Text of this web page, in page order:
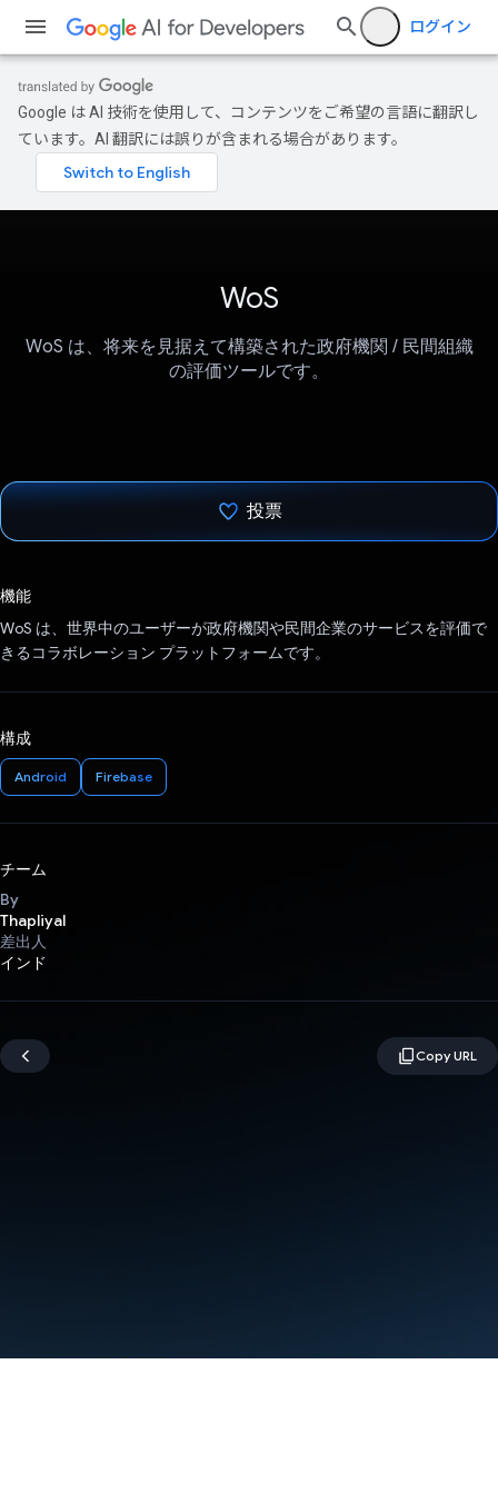
ログイン
Google は AI 技術を使用して、コンテンツをご希望の言語に翻訳し
ています。AI 翻訳には誤りが含まれる場合があります。
WoS
WoS は、将来を見据えて構築された政府機関 / 民間組織
の評価ツールです。
投票
機能
WoS は、世界中のユーザーが政府機関や民間企業のサービスを評価で
きるコラボレーション プラットフォームです。
構成
Android Firebase
チーム
By
Thapliyal
差出人
インド